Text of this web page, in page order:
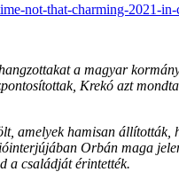
not-that-charming-2021-in-
a magyar
Krekó azt
amelyek hamisan állították,
Orbán maga
a családját érintették.